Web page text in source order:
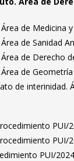
de Medicina y
de Sanidad
de Derecho
de
de interinidad.
PUI/
PUI/
PUI/